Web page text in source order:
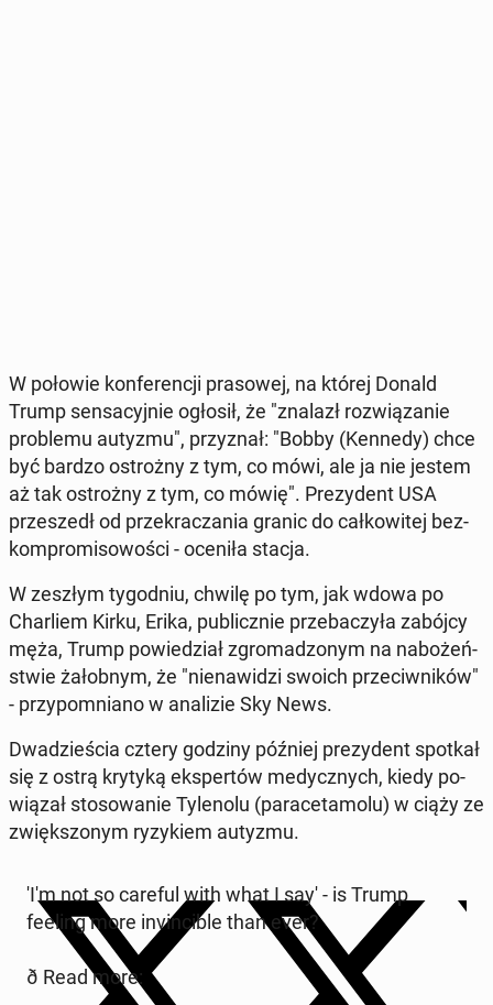
W połowie kon­fe­ren­cji pra­so­wej, na której Donald
Trump sen­sa­cyj­nie ogłosił, że "znalazł roz­wią­za­nie
pro­ble­mu autyzmu", przy­znał: "Bobby (Kennedy) chce
być bardzo ostroż­ny z tym, co mówi, ale ja nie jestem
aż tak ostroż­ny z tym, co mówię". Pre­zy­dent USA
prze­szedł od prze­kra­cza­nia granic do cał­ko­wi­tej bez­
kom­pro­mi­so­wo­ści - oceniła stacja.
W zeszłym ty­go­dniu, chwilę po tym, jak wdowa po
Char­liem Kirku, Erika, pu­blicz­nie prze­ba­czy­ła zabójcy
męża, Trump po­wie­dział zgro­ma­dzo­nym na na­bo­żeń­
stwie ża­łob­nym, że "nie­na­wi­dzi swoich prze­ciw­ni­ków"
- przy­po­mnia­no w ana­li­zie Sky News.
Dwa­dzie­ścia cztery godziny później pre­zy­dent spotkał
się z ostrą krytyką eks­per­tów me­dycz­nych, kiedy po­
wią­zał sto­so­wa­nie Ty­le­no­lu (pa­ra­ce­ta­mo­lu) w ciąży ze
zwięk­szo­nym ry­zy­kiem autyzmu.
'I'm not so careful with what I say' - is Trump
feeling more in­vin­ci­ble than ever?
ð Read more: